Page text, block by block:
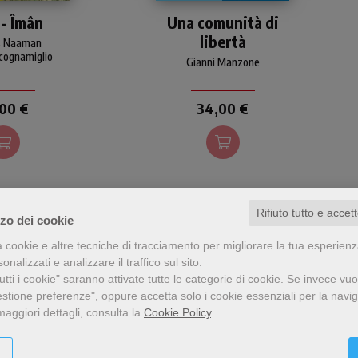
dei cookie
Rifiuto tutto e
cookie e altre tecniche di tracciamento per migliorare la tua
e analizzare il traffico sul sito.
i cookie" saranno attivate tutte le categorie di cookie. Se invece
preferenze", oppure accetta solo i cookie essenziali per la
dettagli, consulta la Cookie Policy.
storici
le
comprendere
trae origine
Îmân
€
come disconnessa dalle
realtà sociali e politiche. Si è
imbarazzati a mettere
comprendere la dimensione
sociale e politica della fede.
Come superare questo
empasse?
Una comunità di
libertà
Gianni Manzone
34,00 €